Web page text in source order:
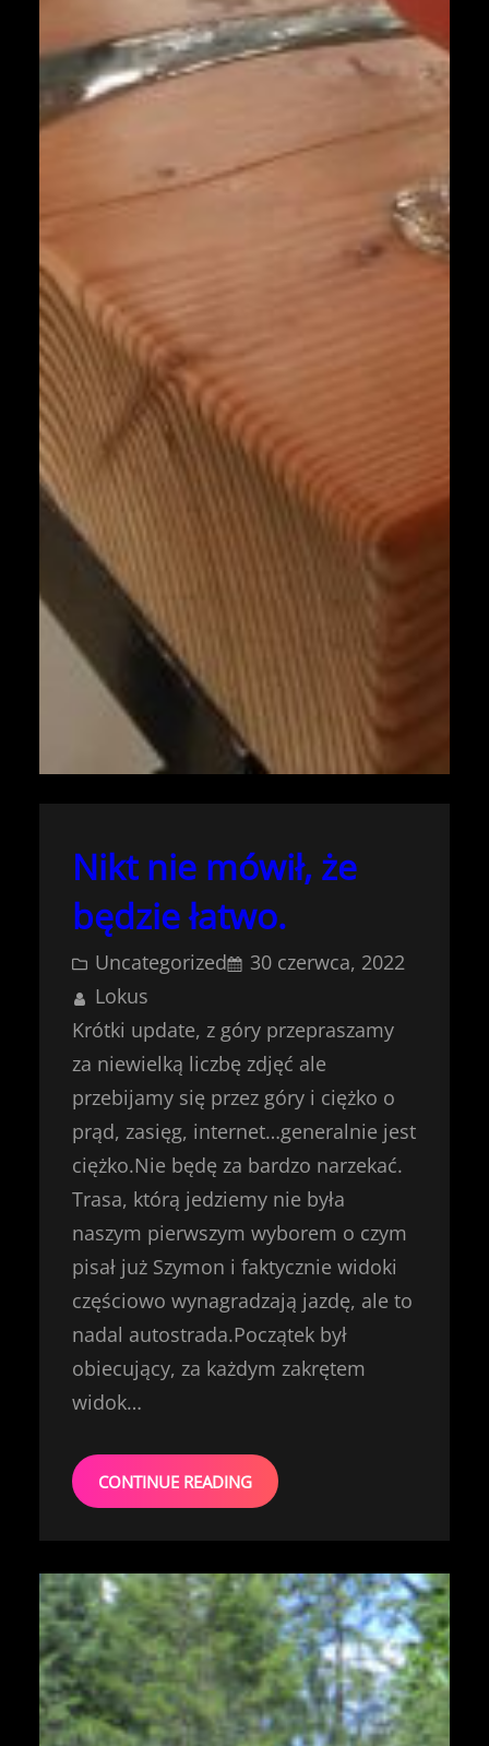
Nikt nie mówił, że
będzie łatwo.
Uncategorized
30 czerwca, 2022
Lokus
Krótki update, z góry przepraszamy
za niewielką liczbę zdjęć ale
przebijamy się przez góry i ciężko o
prąd, zasięg, internet…generalnie jest
ciężko.Nie będę za bardzo narzekać.
Trasa, którą jedziemy nie była
naszym pierwszym wyborem o czym
pisał już Szymon i faktycznie widoki
częściowo wynagradzają jazdę, ale to
nadal autostrada.Początek był
obiecujący, za każdym zakrętem
widok…
CONTINUE READING